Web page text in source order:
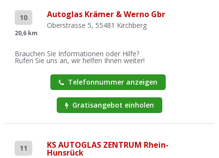
10
20,6 km
Autoglas Krämer & Werno Gbr
Oberstrasse 5, 55481 Kirchberg
Brauchen Sie Informationen oder Hilfe?
Rufen Sie uns an, wir helfen Ihnen weiter!
Telefonnummer anzeigen
Gratisangebot einholen
11 KS AUTOGLAS ZENTRUM Rhein-
Hunsrück